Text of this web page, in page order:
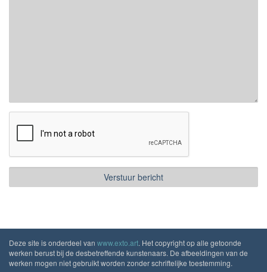
Deze site is onderdeel van www.exto.art. Het copyright op alle getoonde
werken berust bij de desbetreffende kunstenaars. De afbeeldingen van de
werken mogen niet gebruikt worden zonder schriftelijke toestemming.